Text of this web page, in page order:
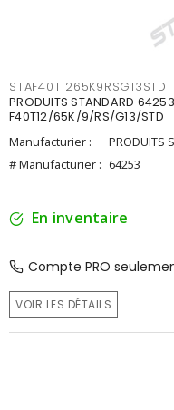
STAF40T1265K9RSG13STD
PRODUITS STANDARD 64253
F40T12/65K/9/RS/G13/STD
Manufacturier :
PRODUITS
# Manufacturier : 64253
En inventaire
Compte PRO
VOIR LES DÉTAILS